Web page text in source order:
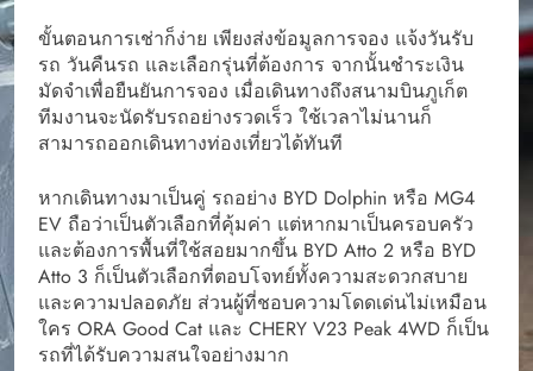
ขั้นตอนการเช่าก็ง่าย เพียงส่งข้อมูลการจอง แจ้งวันรับ
รถ วันคืนรถ และเลือกรุ่นที่ต้องการ จากนั้นชำระเงิน
มัดจำเพื่อยืนยันการจอง เมื่อเดินทางถึงสนามบินภูเก็ต
ทีมงานจะนัดรับรถอย่างรวดเร็ว ใช้เวลาไม่นานก็
สามารถออกเดินทางท่องเที่ยวได้ทันที
หากเดินทางมาเป็นคู่ รถอย่าง BYD Dolphin หรือ MG4
EV ถือว่าเป็นตัวเลือกที่คุ้มค่า แต่หากมาเป็นครอบครัว
และต้องการพื้นที่ใช้สอยมากขึ้น BYD Atto 2 หรือ BYD
Atto 3 ก็เป็นตัวเลือกที่ตอบโจทย์ทั้งความสะดวกสบาย
และความปลอดภัย ส่วนผู้ที่ชอบความโดดเด่นไม่เหมือน
ใคร ORA Good Cat และ CHERY V23 Peak 4WD ก็เป็น
รถที่ได้รับความสนใจอย่างมาก